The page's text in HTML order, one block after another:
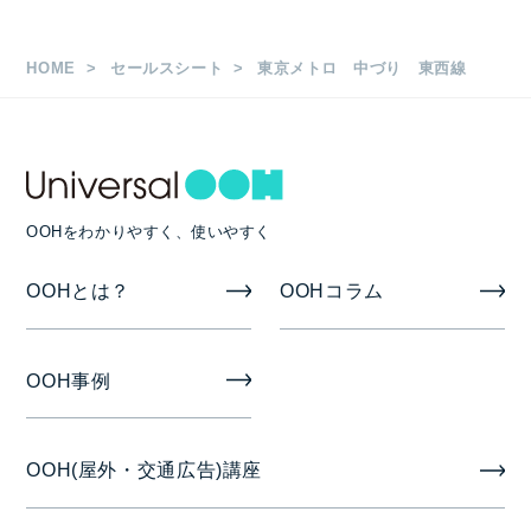
掲出開始日
月曜日
HOME セールスシート 東京メトロ 中づり 東西線
OOHをわかりやすく、使いやすく
OOHとは？ OOHコラム
OOH事例
OOH(屋外・交通広告)講座